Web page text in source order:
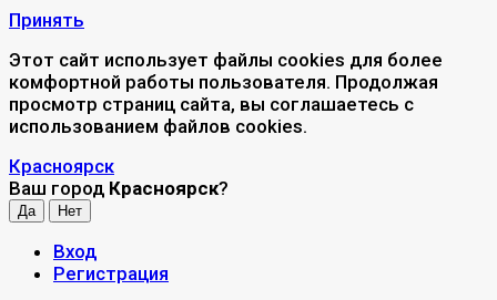
Принять
Этот сайт использует файлы cookies для более
комфортной работы пользователя. Продолжая
просмотр страниц сайта, вы соглашаетесь с
использованием файлов cookies.
Красноярск
Ваш город Красноярск?
Вход
Регистрация